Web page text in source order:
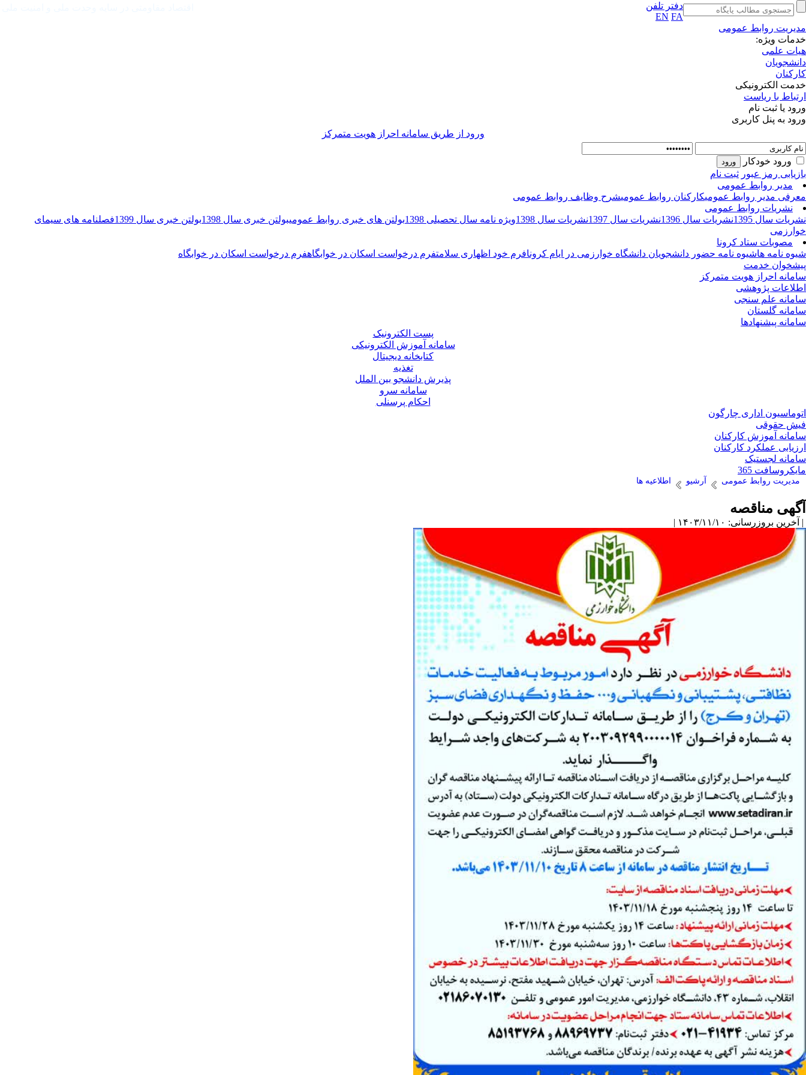
دفتر تلفن
EN FA
مدیریت روابط عمومی
خدمات ویژه:
هیات علمی
دانشجویان
کارکنان
خدمت الکترونیکی
ارتباط با ریاست
ورود یا ثبت نام
ورود به پنل کاربری
ورود از طريق سامانه احراز هويت متمركز
ورود خودکار
بازیابی رمز عبور ثبت نام
مدیر روابط عمومی
معرفی مدیر روابط عمومیکارکنان روابط عمومیشرح وظایف روابط عمومی
نشریات روابط عمومی
نشریات سال 1395
نشریات سال 1396 نشریات سال 1397 نشریات سال 1398 ویژه نامه سال تحصیلی 1398 بولتن های خبری روابط عمومیبولتن خبری سال 1398 بولتن خبری سال 1399
فصلنامه های سیمای
خوارزمی
مصوبات ستاد کرونا
شیوه نامه هاشیوه نامه حضور دانشجویان دانشگاه خوارزمی در ایام کرونافرم خود اظهاری سلامتفرم درخواست اسکان در خوابگاهفرم درخواست اسکان در خوابگاه
پیشخوان خدمت
سامانه احراز هویت متمرکز
اطلاعات پژوهشی
سامانه علم سنجی
سامانه گلستان
سامانه پیشنهادها
پست الکترونیک
سامانه آموزش الکترونیکی
کتابخانه دیجیتال
تغذیه
پذیرش دانشجو بین الملل
سامانه سرو
احکام پرسنلی
اتوماسیون اداری چارگون
فیش حقوقی
سامانه آموزش کارکنان
ارزیابی عملکرد کارکنان
سامانه لجستیک
مایکروسافت 365
مدیریت روابط عمومی آرشیو اطلاعیه ها
آگهی مناقصه
| آخرین بروزرسانی: ۱۴۰۳/۱۱/۱۰ |